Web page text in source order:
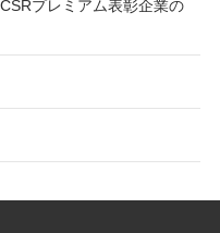
プレミアム表彰企業の